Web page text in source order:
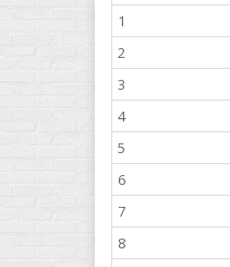
1
2
3
4
5
6
7
8